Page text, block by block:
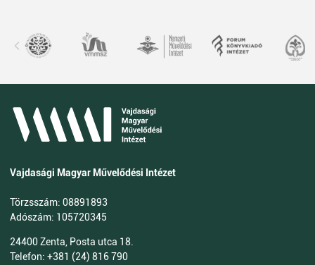
Vajdasági Magyar Művelődési Intézet
Törzsszám: 08891893
Adószám: 105720345
24400 Zenta, Posta utca 18.
Telefon: +381 (24) 816 790